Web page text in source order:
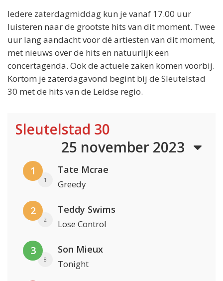
Iedere zaterdagmiddag kun je vanaf 17.00 uur
luisteren naar de grootste hits van dit moment. Twee
uur lang aandacht voor dé artiesten van dit moment,
met nieuws over de hits en natuurlijk een
concertagenda. Ook de actuele zaken komen voorbij.
Kortom je zaterdagavond begint bij de Sleutelstad
30 met de hits van de Leidse regio.
Sleutelstad 30
25 november 2023
1
1
Tate Mcrae
Greedy
2
2
Teddy Swims
Lose Control
3
8
Son Mieux
Tonight